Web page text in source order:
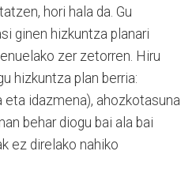
hori hala da. Gu
ginen hizkuntza planari
zer zetorren. Hiru
hizkuntza plan berria:
idazmena), ahozkotasuna
behar diogu bai ala bai
ez direlako nahiko